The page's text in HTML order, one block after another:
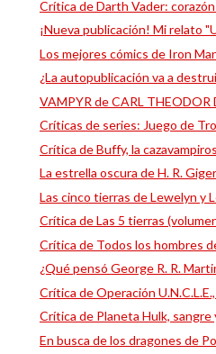
Crítica de Darth Vader:
¡Nueva publicación! Mi relato
Los mejores cómics de Iron
¿La autopublicación va a
VAMPYR de CARL THEODOR
Críticas de series: Juego de
Crítica de Buffy, la
La estrella oscura de H. R. Giger
Las cinco tierras de Lewelyn y
Crítica de Las 5 tierras
Crítica de Todos los hombres
¿Qué pensó George R. R.
Crítica de Operación
Crítica de Planeta Hulk, sangre
En busca de los dragones de